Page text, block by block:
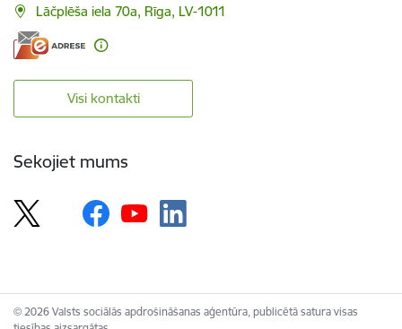
Lāčplēša iela 70a, Rīga, LV-1011
Visi kontakti
Sekojiet mums
© 2026 Valsts sociālās apdrošināšanas aģentūra, publicētā satura visas